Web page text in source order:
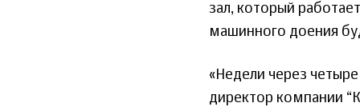
зал, который
машинного доения
«Недели через
директор компании